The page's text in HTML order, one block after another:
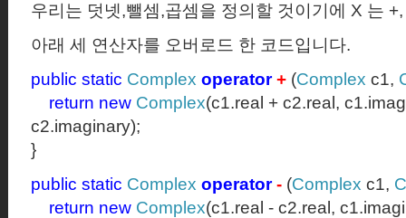
우리는 덧넷,뺄셈,곱셈을 정의할 것이기에 X 는
아래 세 연산자를 오버로드 한 코드입니다.
public static Complex operator + (Complex c1,
return new Complex(c1.real + c2.real,
c2.imaginary);
}
public static Complex operator - (Complex c1,
return new Complex(c1.real - c2.real,